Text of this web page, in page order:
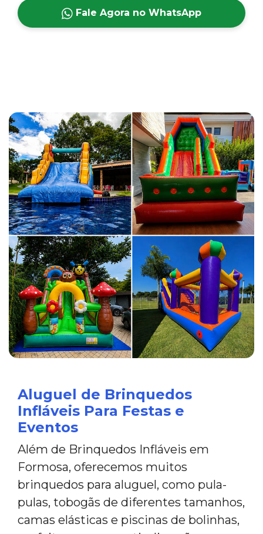
Fale Agora no WhatsApp
Aluguel de Brinquedos
Infláveis Para Festas e
Eventos
Além de Brinquedos Infláveis em
Formosa, oferecemos muitos
brinquedos para aluguel, como pula-
pulas, tobogãs de diferentes tamanhos,
camas elásticas e piscinas de bolinhas,